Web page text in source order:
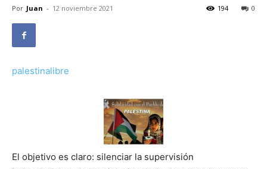
Por Juan - 12 noviembre 2021 0
194
palestinalibre
El objetivo es claro: silenciar la supervisión